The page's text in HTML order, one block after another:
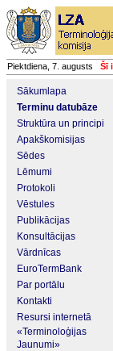
Piektdiena, 7. augusts Šī
Sākumlapa
Terminu datubāze
Struktūra un principi
Apakškomisijas
Sēdes
Lēmumi
Protokoli
Vēstules
Publikācijas
Konsultācijas
Vārdnīcas
EuroTermBank
Par portālu
Kontakti
Resursi internetā
«Terminoloģijas
Jaunumi»